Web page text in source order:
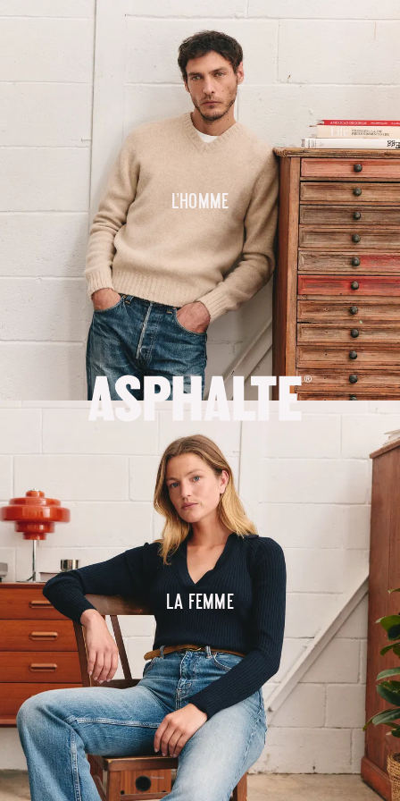
L'homme
La femme